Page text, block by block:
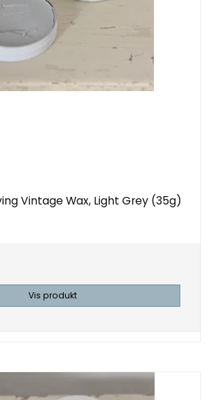
Vintage Wax, Light Grey (35g)
Vis produkt